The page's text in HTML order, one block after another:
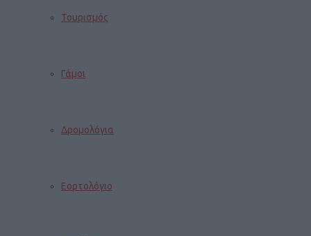
Τουρισμός
Γάμοι
Δρομολόγια
Εορτολόγιο